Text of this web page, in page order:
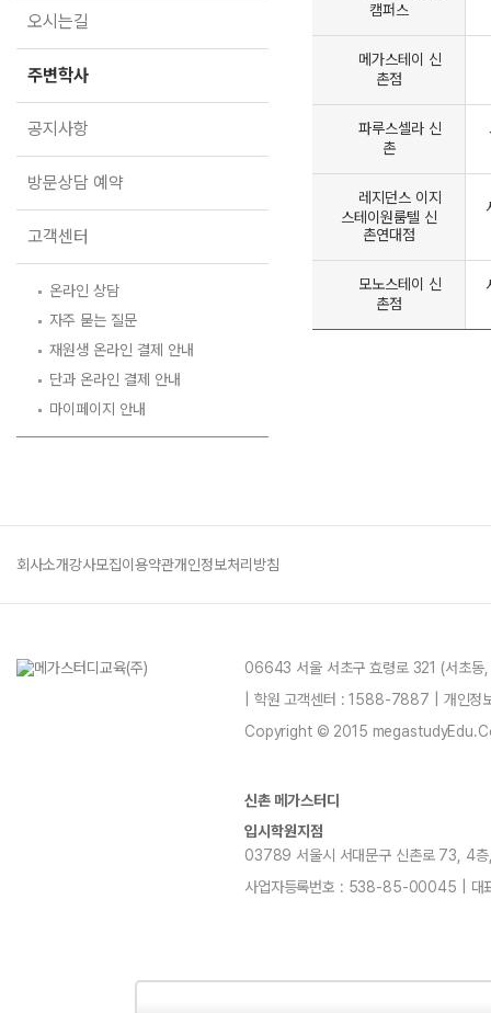
공지사항
방문상담 예약
고객센터
재원생 온라인 결제 안내
단과 온라인 결제 안내
마이페이지 안내
오시는길
주변학사
공지사항
방문상담 예약
고객센터
온라인 상담
자주 묻는 질문
재원생 온라인 결제 안내
단과 온라인 결제 안내
마이페이지 안내
캠퍼스
메가스테이 신
촌점
파루스셀라 신
촌
레지던스 이지
스테이원룸텔 신
촌연대점
모노스테이 신
촌점
회사소개강사모집이용약관개인정보처리방침
06643 서울 서초구 효령로 321 (서초
| 학원 고객센터 : 1588-7887 | 개인
Copyright © 2015
신촌 메가스터디
입시학원지점
03789 서울시 서대문구 신촌로 73, 4
사업자등록번호 : 538-85-00045 | 대